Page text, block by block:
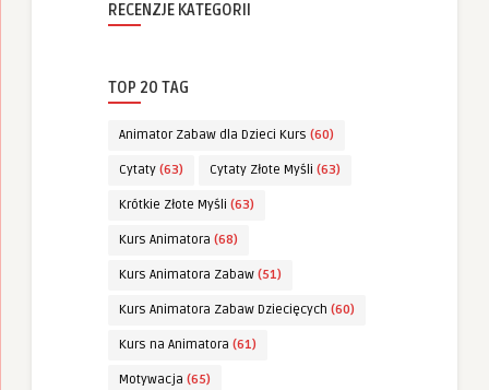
RECENZJE KATEGORII
TOP 20 TAG
Animator Zabaw dla Dzieci Kurs (60)
Cytaty (63) Cytaty Złote Myśli (63)
Krótkie Złote Myśli (63)
Kurs Animatora (68)
Kurs Animatora Zabaw (51)
Kurs Animatora Zabaw Dziecięcych (60)
Kurs na Animatora (61)
Motywacja (65)